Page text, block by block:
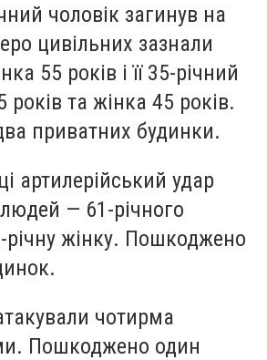
чоловік загинув на
цивільних зазнали
55 років і її 35-річний
років та жінка 45 років.
приватних будинки.
артилерійський удар
— 61-річного
річну жінку. Пошкоджено
чотирма
Пошкоджено один